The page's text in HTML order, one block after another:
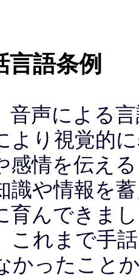
言語条例
声による
より視覚的
感情を伝え
識や情報を
育んできま
れまで手
かったこと